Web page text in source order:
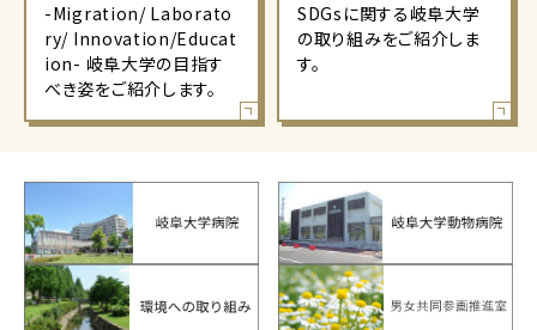
-Migration/ Laborato
ry/ Innovation/Educat
ion- 岐阜大学の目指す
べき姿をご紹介します。
SDGsに関する岐阜大学
の取り組みをご紹介しま
す。